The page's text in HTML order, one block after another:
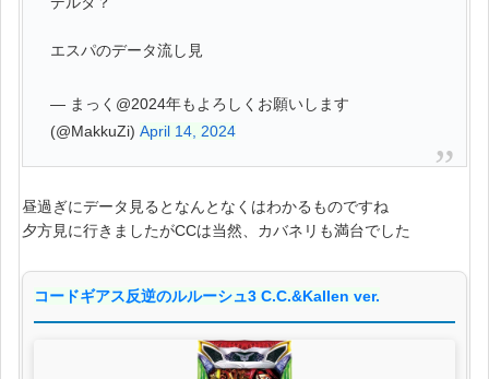
エスパのデータ流し見
— まっく@2024年もよろしくお願いします
(@MakkuZi)April 14, 2024
昼過ぎにデータ見るとなんとなくはわかるものですね
夕方見に行きましたがCCは当然、カバネリも満台でした
コードギアス反逆のルルーシュ3 C.C.&Kallen ver.